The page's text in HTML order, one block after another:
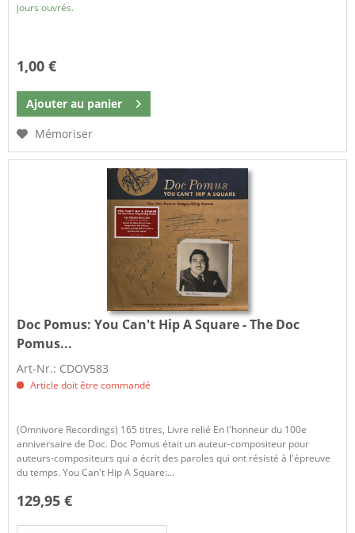
jours ouvrés.
1,00 €
Ajouter au panier
Mémoriser
Doc Pomus:You Can't Hip A Square - The Doc
Pomus...
Art-Nr.: CDOV583
Article doit être commandé
(Omnivore Recordings) 165 titres, Livre relié En l'honneur du 100e
anniversaire de Doc. Doc Pomus était un auteur-compositeur pour
auteurs-compositeurs qui a écrit des paroles qui ont résisté à l'épreuve
du temps. You Can't Hip A Square:...
129,95 €